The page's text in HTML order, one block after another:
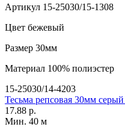
Артикул 15-25030/15-1308
Цвет бежевый
Размер 30мм
Материал 100% полиэстер
15-25030/14-4203
Тесьма репсовая 30мм
17.88 р.
Мин. 40 м